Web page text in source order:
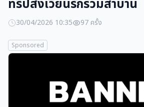
ทริปสังเวียนรักร่วมสาบาน
30/04/2026 10:35 97 ครั้ง
Sponsored